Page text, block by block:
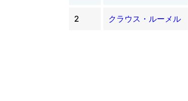
2 クラウス・ルーメル